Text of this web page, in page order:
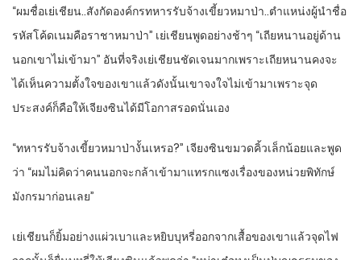
“ผมชื่อเย่เชียน..สังกัดองค์กรทหารรับจ้างเขี้ยวหมาป่า..ตำแหน่งผู้นำชื่อ
รหัสโค้ดเนมคือราชาหมาป่า” เย่เชียนพูดอย่างช้าๆ “เถียหนานอยู่ด้าน
นอกเขาไม่เข้ามา” อันที่จริงเย่เชียนชัดเจนมากเพราะเถียหนานคงจะ
ได้เห็นความตั้งใจของเขาแล้วดังนั้นเขาจงใจไม่เข้ามาเพราะจุด
ประสงค์ก็คือให้เจียงซินได้มีโอกาสรอดนั่นเอง
“ทหารรับจ้างเขี้ยวหมาป่างั้นเหรอ?” เจียงซินขมวดคิ้วเล็กน้อยและพูด
ว่า “ผมไม่คิดว่าคนนอกจะกล้าเข้ามาแทรกแซงเรื่องของหน่วยพิทักษ์
มังกรมาก่อนเลย”
เย่เชียนก็ยิ้มอย่างแผ่วเบาและหยิบบุหรี่ออกจากเสื้อของเขาแล้วจุดไฟ